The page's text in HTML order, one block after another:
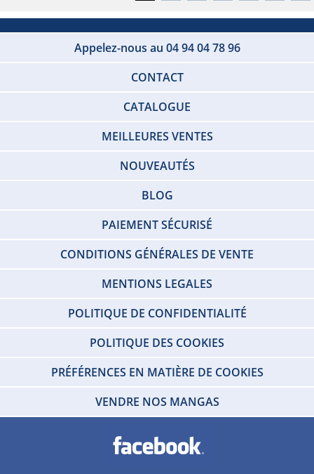
Appelez-nous au 04 94 04 78 96
CONTACT
CATALOGUE
MEILLEURES VENTES
NOUVEAUTÉS
BLOG
PAIEMENT SÉCURISÉ
CONDITIONS GÉNÉRALES DE VENTE
MENTIONS LEGALES
POLITIQUE DE CONFIDENTIALITÉ
POLITIQUE DES COOKIES
PRÉFÉRENCES EN MATIÈRE DE COOKIES
VENDRE NOS MANGAS